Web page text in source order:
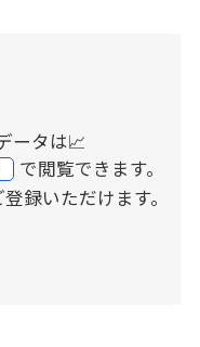
ータは📈
で閲覧できます。
録いただけます。